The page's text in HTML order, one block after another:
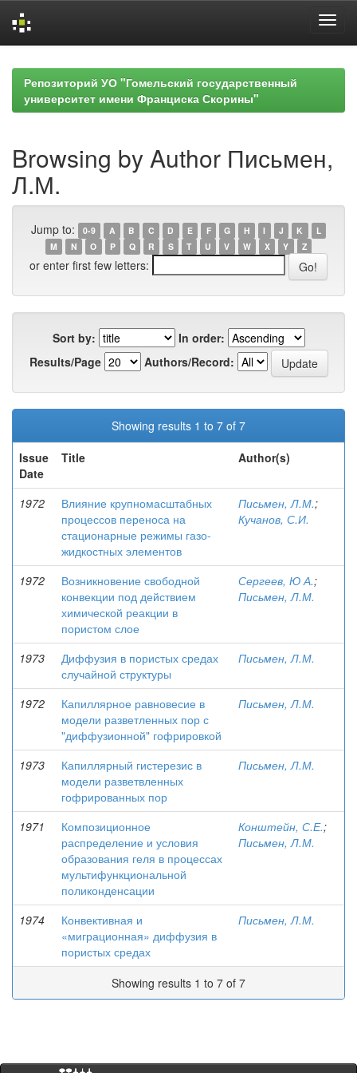
navigationРепозиторий УО "Гомельский государственный
университет имени Франциска Скорины"
Browsing by Author Письмен,
Л.М.
Jump to: 0-9 A B C D E F G H I J K
L
M
N O P Q R S T U V W X Y Z
or enter first few letters:
Sort by:
In order:
Results/Page
Authors/Record:
Showing results 1 to 7 of 7
Issue
Date
Title Author(s)
1972
Влияние крупномасштабных
процессов переноса на
стационарные режимы газо-
жидкостных элементов
Письмен, Л.М.;
Кучанов, С.И.
1972
Возникновение свободной
конвекции под действием
химической реакции в
пористом слое
Сергеев, Ю А.;
Письмен, Л.М.
1973
Диффузия в пористых средах
случайной структуры
Письмен, Л.М.
1972
Капиллярное равновесие в
модели разветленных пор с
"диффузионной" гофрировкой
Письмен, Л.М.
1973
Капиллярный гистерезис в
модели разветвленных
гофрированных пор
Письмен, Л.М.
1971
Композиционное
распределение и условия
образования геля в процессах
мультифункциональной
поликонденсации
Конштейн, С.Е.;
Письмен, Л.М.
1974
Конвективная и
«миграционная» диффузия в
пористых средах
Письмен, Л.М.
Showing results 1 to 7 of 7